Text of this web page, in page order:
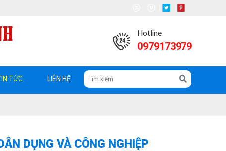
Hotline
0979173979
TỨC LIÊN HỆ
DỤNG VÀ CÔNG NGHIỆP